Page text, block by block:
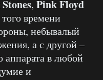
, Pink Floyd
времени
небывалый
а с другой –
аппарата в любой
и